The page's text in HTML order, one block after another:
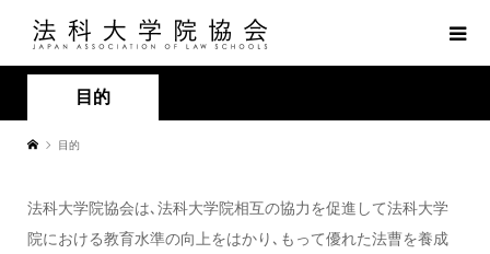
目的
目的
法科大学院協会は､法科大学院相互の協力を促進して法科大学
院における教育水準の向上をはかり､もって優れた法曹を養成